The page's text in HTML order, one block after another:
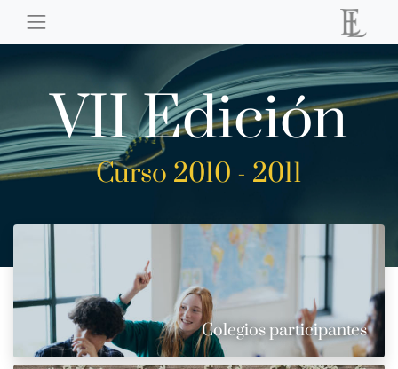
VII Edición
Curso 2010 - 2011
Colegios participantes